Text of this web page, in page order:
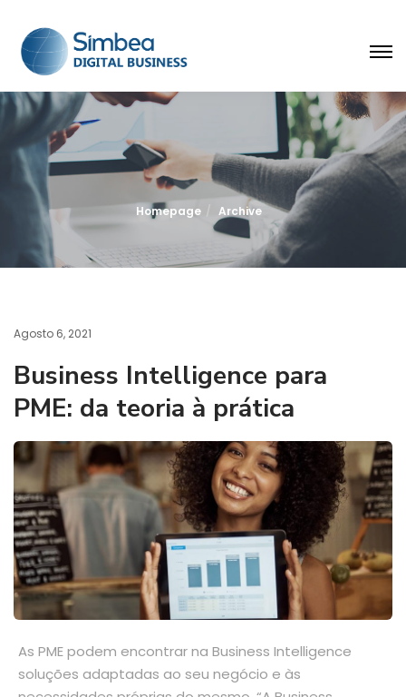
Homepage Archive
Agosto 6, 2021
Business Intelligence para
PME: da teoria à prática
As PME podem encontrar na Business Intelligence
soluções adaptadas ao seu negócio e às